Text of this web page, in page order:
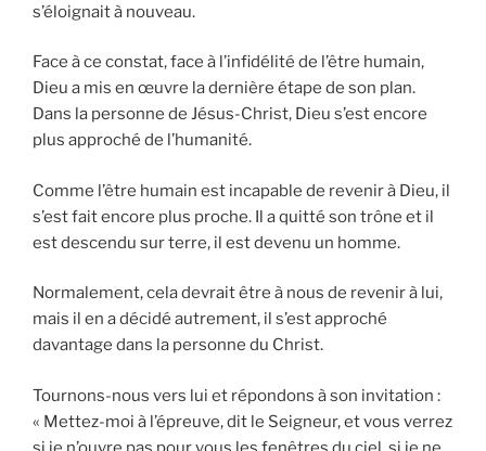
s’éloignait à nouveau.
Face à ce constat, face à l’infidélité de l’être humain,
Dieu a mis en œuvre la dernière étape de son plan.
Dans la personne de Jésus-Christ, Dieu s’est encore
plus approché de l’humanité.
Comme l’être humain est incapable de revenir à Dieu, il
s’est fait encore plus proche. Il a quitté son trône et il
est descendu sur terre, il est devenu un homme.
Normalement, cela devrait être à nous de revenir à lui,
mais il en a décidé autrement, il s’est approché
davantage dans la personne du Christ.
Tournons-nous vers lui et répondons à son invitation :
« Mettez-moi à l’épreuve, dit le Seigneur, et vous verrez